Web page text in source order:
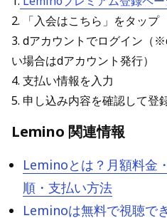
2. 「入会はこちら」をタップ
3. dアカウントでログイン（
い場合はdアカウント発行）
4. 支払い情報を入力
5. 申し込み内容を確認して登
Lemino 関連情報
Leminoとは？月額料金
順・支払い方法
Leminoは無料で視聴で